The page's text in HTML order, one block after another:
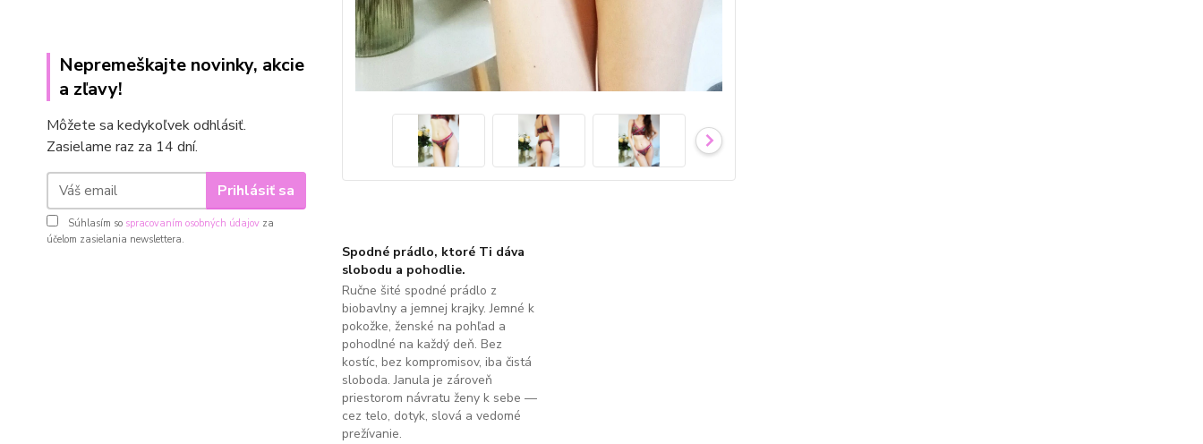
Nepremeškajte novinky, akcie
a zľavy!
Môžete sa kedykoľvek odhlásiť.
Zasielame raz za 14 dní.
Prihlásiť sa
Súhlasím so spracovaním osobných údajov za
účelom zasielania newslettera.
Spodné prádlo, ktoré Ti dáva
slobodu a pohodlie.
Ručne šité spodné prádlo z
biobavlny a jemnej krajky. Jemné k
pokožke, ženské na pohľad a
pohodlné na každý deň. Bez
kostíc, bez kompromisov, iba čistá
sloboda. Janula je zároveň
priestorom návratu ženy k sebe —
cez telo, dotyk, slová a vedomé
prežívanie.